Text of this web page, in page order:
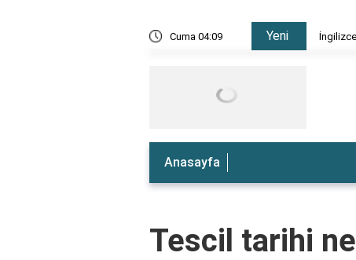
Cuma 04:09 Yeni
Anasayfa
Tescil tarihi